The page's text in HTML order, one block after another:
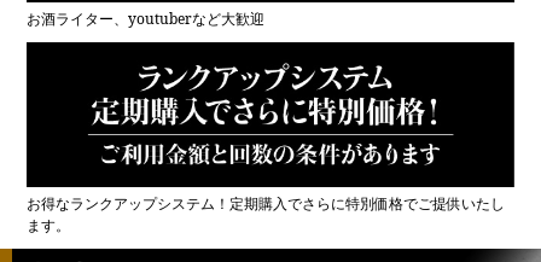
お酒ライター、youtuberなど大歓迎
お得なランクアップシステム！定期購入でさらに特別価格でご提供いたし
ます。